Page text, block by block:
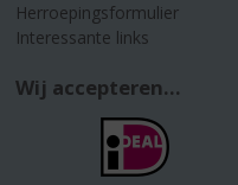
Herroepingsformulier
Interessante links
Wij accepteren...